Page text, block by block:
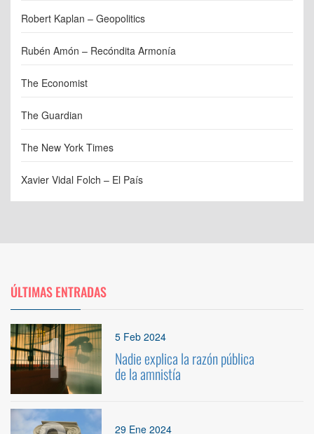
Robert Kaplan – Geopolitics
Rubén Amón – Recóndita Armonía
The Economist
The Guardian
The New York Times
Xavier Vidal Folch – El País
ÚLTIMAS ENTRADAS
1 5 Feb 2024
Nadie explica la razón pública
de la amnistía
29 Ene 2024